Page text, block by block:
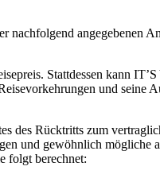
nachfolgend angegebenen
Stattdessen kann
und seine
des Rücktritts zum
und gewöhnlich mögliche
folgt berechnet: